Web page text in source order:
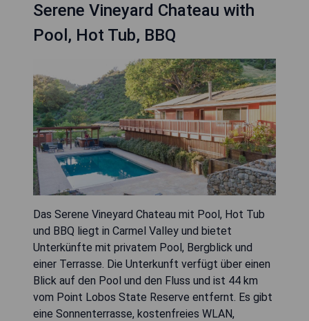
Serene Vineyard Chateau with
Pool, Hot Tub, BBQ
Das Serene Vineyard Chateau mit Pool, Hot Tub
und BBQ liegt in Carmel Valley und bietet
Unterkünfte mit privatem Pool, Bergblick und
einer Terrasse. Die Unterkunft verfügt über einen
Blick auf den Pool und den Fluss und ist 44 km
vom Point Lobos State Reserve entfernt. Es gibt
eine Sonnenterrasse, kostenfreies WLAN,